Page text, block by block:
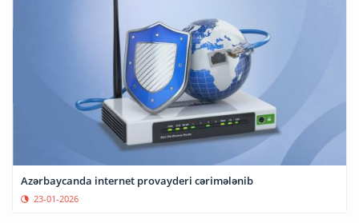
Azərbaycanda internet provayderi cərimələnib
23-01-2026